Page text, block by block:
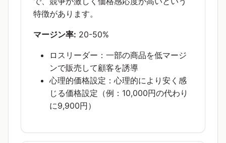
特徴があります。
マージン率: 20-50%
ロスリーダー：一部の商品を低マージ
ンで販売して顧客を誘導
心理的価格設定：心理的により安く感
じる価格設定（例：10,000円の代わり
に9,900円）